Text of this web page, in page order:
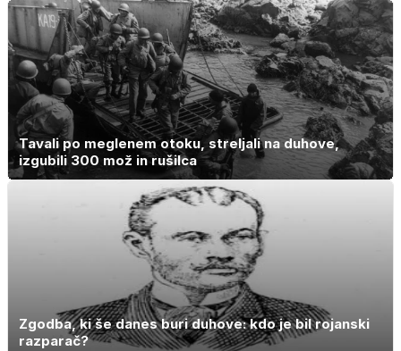
Tavali po meglenem otoku, streljali na duhove,
izgubili 300 mož in rušilca
Zgodba, ki še danes buri duhove: kdo je bil rojanski
razparač?